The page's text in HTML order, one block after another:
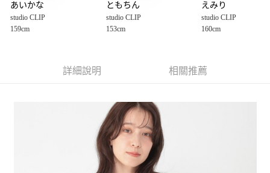
【大哥付你分期使用說明】
1.本服務由台灣大哥大提供，台灣大哥大用戶可立即使用無須另外申請。
2.付款方式選擇「大哥付你分期」，訂單成立後會自動跳轉到大哥付的交易
3.實際核准額度、可分期數及費用金額請依後續交易確認頁面所載為準。
4.訂單成立30分鐘內，如未前往確認交易或遇審核未通過，訂單將自動取
1.分期款項不併入電信帳單，「大哥付你分期」於每月結算日後寄送繳費提
2.透過簡訊連結打開帳單後，可選擇「超商條碼／台灣大直營門市／銀行轉
帳／街口支付／iPASS MONEY」等通路繳費。
AFTEE先享後付
３．安心：先確認商品／服務後，再付款。
【「AFTEE先享後付」結帳流程】
１．於結帳方式選擇「AFTEE先享後付」後，將跳轉至「AFTEE先享後付」
結帳頁面，進行簡訊認證並確認金額後，即可完成結帳。
２．訂單成立數日內，您將收到繳費通知簡訊。
３．收到繳費通知簡訊後14天內，點擊此簡訊中的連結，可透過四大超商／
每筆NT$80，滿NT$888(含以上)免運費
每筆NT$80，滿NT$888(含以上)免運費
あいかな
studio CLIP
159cm
ともちん
studio CLIP
153cm
えみり
studio CLIP
160cm
詳細說明 相關推薦